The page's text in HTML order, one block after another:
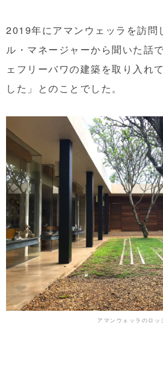
2019年にアマンウェッラを訪問
ル・マネージャーから聞いた話
ェフリーバワの建築を取り入れ
した」とのことでした。
アマンウェッラのロッ